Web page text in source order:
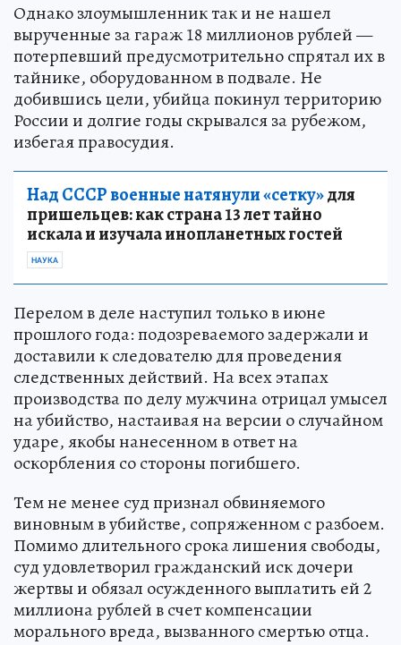
Однако злоумышленник так и не нашел
вырученные за гараж 18 миллионов рублей —
потерпевший предусмотрительно спрятал их в
тайнике, оборудованном в подвале. Не
добившись цели, убийца покинул территорию
России и долгие годы скрывался за рубежом,
избегая правосудия.
Над СССР военные натянули «сетку»для
пришельцев: как страна 13 лет тайно
искала и изучала инопланетных гостей
НАУКА
Перелом в деле наступил только в июне
прошлого года: подозреваемого задержали и
доставили к следователю для проведения
следственных действий. На всех этапах
производства по делу мужчина отрицал умысел
на убийство, настаивая на версии о случайном
ударе, якобы нанесенном в ответ на
оскорбления со стороны погибшего.
Тем не менее суд признал обвиняемого
виновным в убийстве, сопряженном с разбоем.
Помимо длительного срока лишения свободы,
суд удовлетворил гражданский иск дочери
жертвы и обязал осужденного выплатить ей 2
миллиона рублей в счет компенсации
морального вреда, вызванного смертью отца.